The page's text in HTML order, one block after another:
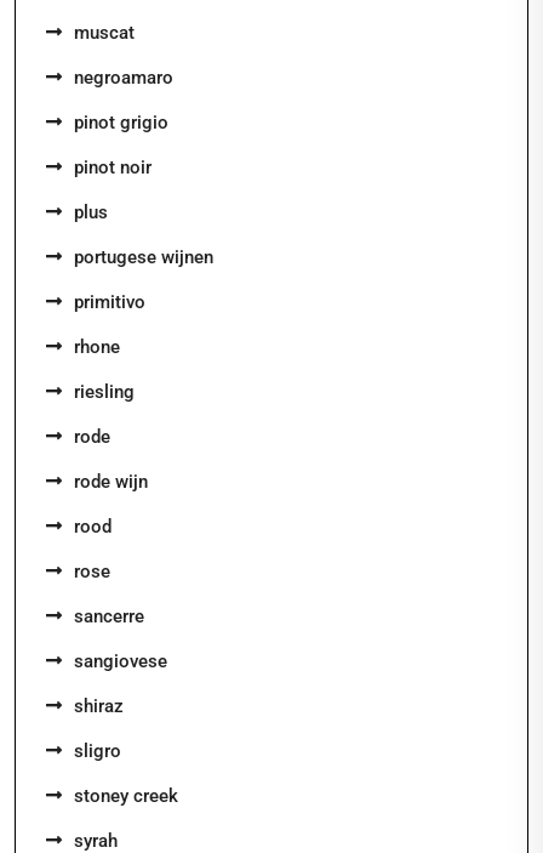
muscat
negroamaro
pinot grigio
pinot noir
plus
portugese wijnen
primitivo
rhone
riesling
rode
rode wijn
rood
rose
sancerre
sangiovese
shiraz
sligro
stoney creek
syrah